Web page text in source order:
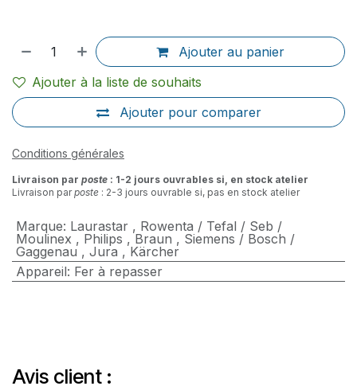
Ajouter au panier
Ajouter pour comparer
Ajouter à la liste de souhaits
Conditions générales
Livraison par poste : 1-2 jours ouvrables si, en stock atelier
Livraison parposte : 2-3 jours ouvrable si, pas en stock atelier
Marque: Laurastar, Rowenta / Tefal / Seb /
Moulinex , Philips , Braun , Siemens / Bosch /
Gaggenau , Jura , Kärcher
Appareil: Fer à repasser
Avis client :